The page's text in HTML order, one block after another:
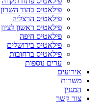
פילאטיס בהוד השרון
פילאטיס הרצליה
פילאטיס ראשון לציון
פילאטיס חיפה
פילאטיס בירושלים
פילאטיס ברחובות
ערים נוספות
אירועים
משרות
המגזין
צור קשר